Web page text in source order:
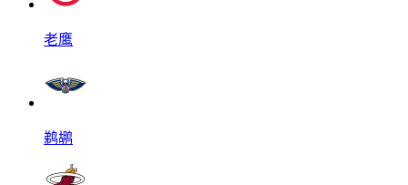
老鹰
鹈鹕